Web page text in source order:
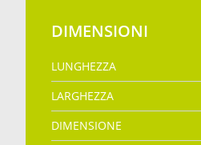
DIMENSIONI
LUNGHEZZA
LARGHEZZA
DIMENSIONE